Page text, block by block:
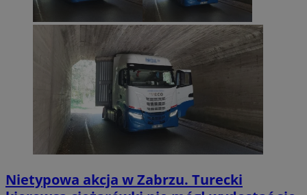
Nietypowa akcja w Zabrzu. Turecki